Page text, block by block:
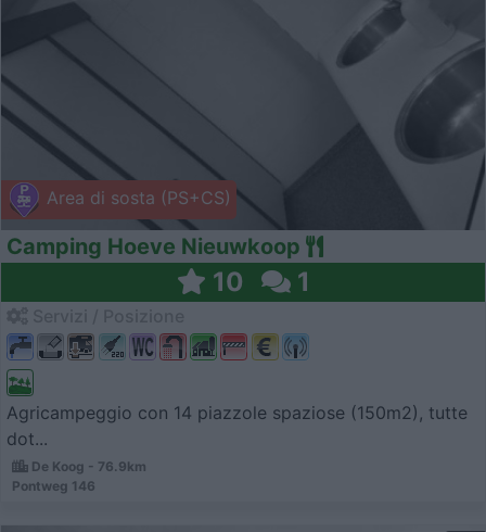
Area di sosta (PS+CS)
Camping Hoeve Nieuwkoop
10 1
Agricampeggio con 14 piazzole spaziose (150m2), tutte
dot...
De Koog - 76.9km
Pontweg 146